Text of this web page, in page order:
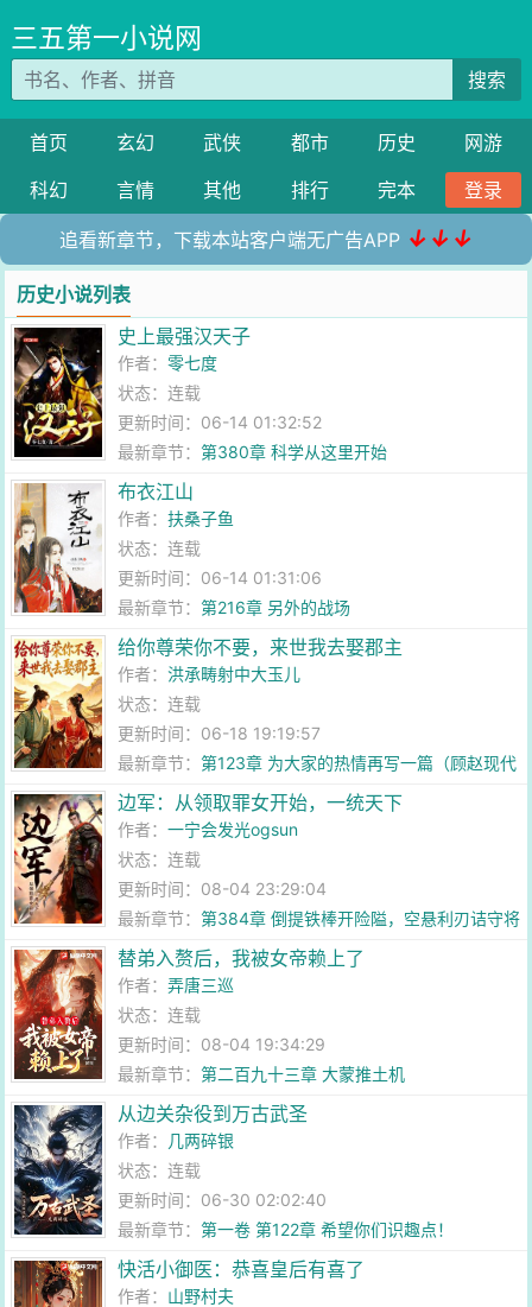
三五第一小说网
搜索
首页 玄幻 武侠 都市 历史
网游
科幻
言情 其他 排行 完本 登录
追看新章节，下载本站客户端无广告APP ↓↓↓
历史小说列表
史上最强汉天子
作者：零七度
状态：连载
更新时间：06-14 01:32:52
最新章节：第380章 科学从这里开始
布衣江山
作者：扶桑子鱼
状态：连载
更新时间：06-14 01:31:06
最新章节：第216章 另外的战场
给你尊荣你不要，来世我去娶郡主
作者：洪承畴射中大玉儿
状态：连载
更新时间：06-18 19:19:57
最新章节：第123章 为大家的热情再写一篇（顾赵现代
番外）
边军：从领取罪女开始，一统天下
作者：一宁会发光ogsun
状态：连载
更新时间：08-04 23:29:04
最新章节：第384章 倒提铁棒开险隘，空悬利刃诘守将
替弟入赘后，我被女帝赖上了
作者：弄唐三巡
状态：连载
更新时间：08-04 19:34:29
最新章节：第二百九十三章 大蒙推土机
从边关杂役到万古武圣
作者： 几两碎银
状态：连载
更新时间：06-30 02:02:40
最新章节：第一卷 第122章 希望你们识趣点！
快活小御医：恭喜皇后有喜了
作者： 山野村夫